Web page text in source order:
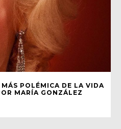
MÁS POLÉMICA DE LA VIDA
MARÍA GONZÁLEZ